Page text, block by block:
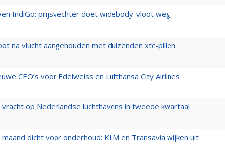
IndiGo: prijsvechter doet widebody-vloot weg
na vlucht aangehouden met duizenden xtc-pillen
CEO’s voor Edelweiss en Lufthansa City Airlines
op Nederlandse luchthavens in tweede kwartaal
maand dicht voor onderhoud: KLM en Transavia wijken uit